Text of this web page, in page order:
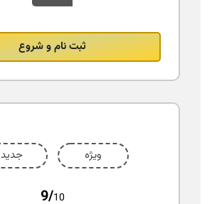
ثبت نام و شروع
ویژه جدید
9/10